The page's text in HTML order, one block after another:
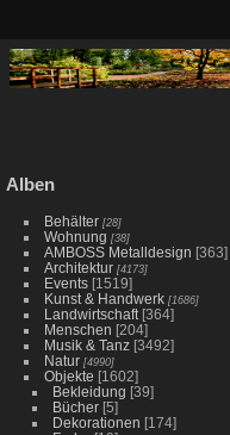
Alben
Behälter [28]
Wohnung [38]
AMBOSS Metalldesign [363]
Architektur [4173]
Events [1519]
Kunst & Handwerk [1686]
Landwirtschaft [364]
Menschen [204]
Musik & Tanz [3492]
Natur [4990]
Objekte [1602]
Bekleidung [39]
Bücher [5]
Dekorationen [174]